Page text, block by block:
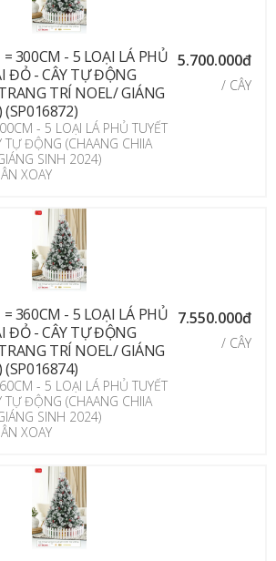
300CM - 5 LOẠI LÁ PHỦ
ĐỎ - CÂY TỰ ĐỘNG
TRÍ NOEL/ GIÁNG
(SP016872)
- 5 LOẠI LÁ PHỦ TUYẾT
TỰ ĐỘNG (CHAANG CHIIA
SINH 2024)
XOAY
5.700.000đ
/ CÂY
360CM - 5 LOẠI LÁ PHỦ
ĐỎ - CÂY TỰ ĐỘNG
TRÍ NOEL/ GIÁNG
(SP016874)
- 5 LOẠI LÁ PHỦ TUYẾT
TỰ ĐỘNG (CHAANG CHIIA
SINH 2024)
XOAY
7.550.000đ
/ CÂY